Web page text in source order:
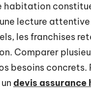
habitation
lecture attentive
les franchises
Comparer
besoins concrets.
devis assurance